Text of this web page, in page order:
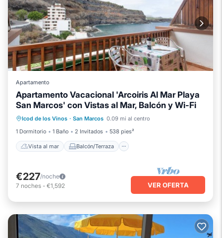
Apartamento
Apartamento Vacacional 'Arcoiris Al Mar Playa
San Marcos' con Vistas al Mar, Balcón y Wi-Fi
Icod de los Vinos · San Marcos 0.09 mi al centro
1 Dormitorio
1 Baño 2 Invitados 538 pies²
Vista al mar Balcón/Terraza
Vista al mar
Balcón/Terraza
Vistas
Cocina
€227/noche
7 noches - €1,592 VER OFERTA